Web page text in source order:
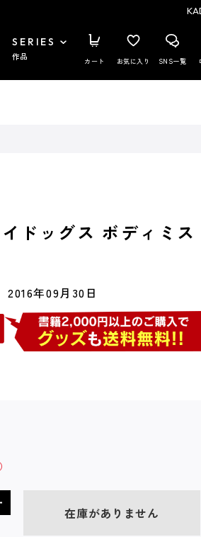
SERIES
作品 カート お気に入り SNS一覧
ドッグス ボディミス
2016年09月30日
在庫がありません